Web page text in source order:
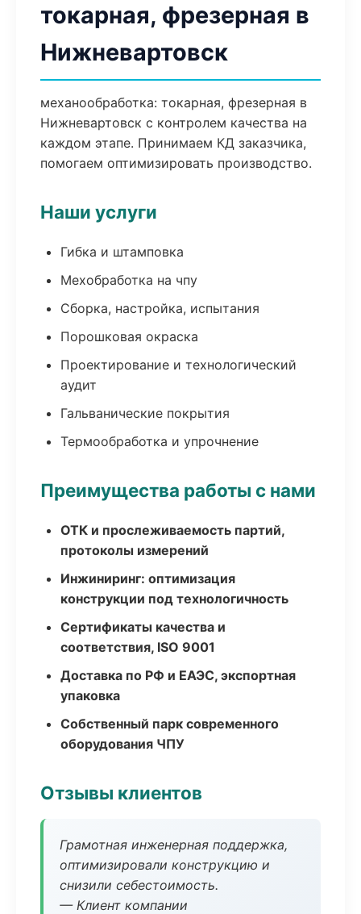
токарная, фрезерная в
Нижневартовск
механообработка: токарная, фрезерная в
Нижневартовск с контролем качества на
каждом этапе. Принимаем КД заказчика,
помогаем оптимизировать производство.
Наши услуги
Гибка и штамповка
Мехобработка на чпу
Сборка, настройка, испытания
Порошковая окраска
Проектирование и технологический
аудит
Гальванические покрытия
Термообработка и упрочнение
Преимущества работы с нами
ОТК и прослеживаемость партий,
протоколы измерений
Инжиниринг: оптимизация
конструкции под технологичность
Сертификаты качества и
соответствия, ISO 9001
Доставка по РФ и ЕАЭС, экспортная
упаковка
Собственный парк современного
оборудования ЧПУ
Отзывы клиентов
Грамотная инженерная поддержка,
оптимизировали конструкцию и
снизили себестоимость.
— Клиент компании